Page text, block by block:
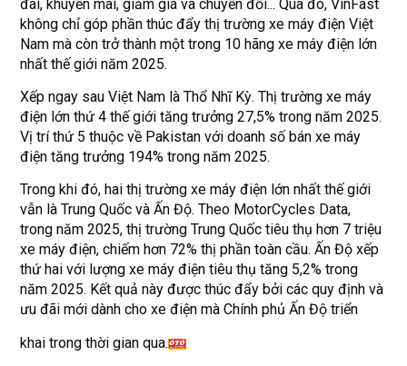
đãi, khuyến mãi, giảm giá và chuyển đổi... Qua đó, VinFast
không chỉ góp phần thúc đẩy thị trường xe máy điện Việt
Nam mà còn trở thành một trong 10 hãng xe máy điện lớn
nhất thế giới năm 2025.
Xếp ngay sau Việt Nam là Thổ Nhĩ Kỳ. Thị trường xe máy
điện lớn thứ 4 thế giới tăng trưởng 27,5% trong năm 2025.
Vị trí thứ 5 thuộc về Pakistan với doanh số bán xe máy
điện tăng trưởng 194% trong năm 2025.
Trong khi đó, hai thị trường xe máy điện lớn nhất thế giới
vẫn là Trung Quốc và Ấn Độ. Theo MotorCycles Data,
trong năm 2025, thị trường Trung Quốc tiêu thụ hơn 7 triệu
xe máy điện, chiếm hơn 72% thị phần toàn cầu. Ấn Độ xếp
thứ hai với lượng xe máy điện tiêu thụ tăng 5,2% trong
năm 2025. Kết quả này được thúc đẩy bởi các quy định và
ưu đãi mới dành cho xe điện mà Chính phủ Ấn Độ triển
khai trong thời gian qua.